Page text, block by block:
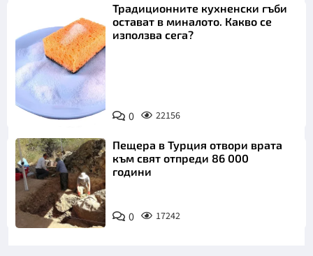
Снимка:
Пиксабей
Традиционните кухненски гъби
остават в миналото. Какво се
използва сега?
0 22156
Пещера в Турция отвори врата
към свят отпреди 86 000
години
0 17242